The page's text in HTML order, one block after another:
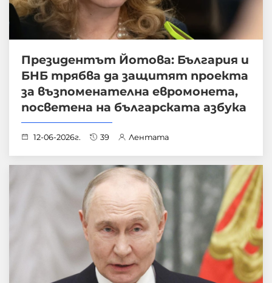
Президентът Йотова: България и
БНБ трябва да защитят проекта
за възпоменателна евромонета,
посветена на българската азбука
12-06-2026г. 39 Лентата